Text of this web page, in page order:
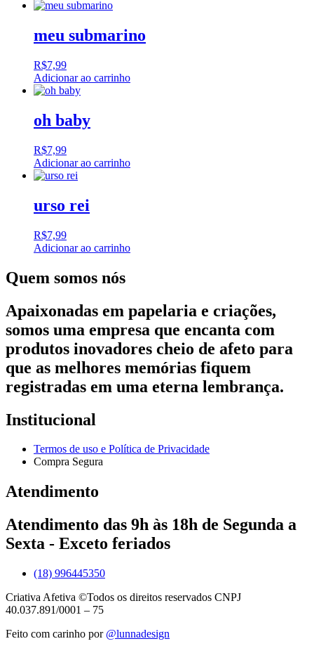
meu submarino
R$7,99
Adicionar ao carrinho
oh baby
R$7,99
Adicionar ao carrinho
urso rei
R$7,99
Adicionar ao carrinho
Quem somos nós
Apaixonadas em papelaria e criações,
somos uma empresa que encanta com
produtos inovadores cheio de afeto para
que as melhores memórias fiquem
registradas em uma eterna lembrança.
Institucional
Termos de uso e Política de Privacidade
Compra Segura
Atendimento
Atendimento das 9h às 18h de Segunda a
Sexta - Exceto feriados
(18) 996445350
Criativa Afetiva ©Todos os direitos reservados CNPJ
40.037.891/0001 – 75
Feito com carinho por @lunnadesign